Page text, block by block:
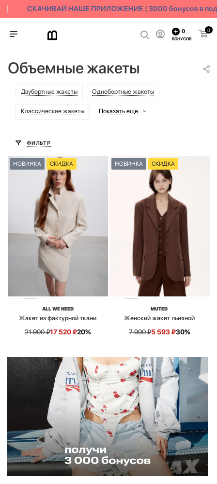
СКАЧИВАЙ НАШЕ ПРИЛОЖЕНИЕ | 3000 бонусов в
0
0
БОНУСОВ
Объемные жакеты
Двубортные жакеты Однобортные жакеты
Классические жакеты Показать еще
ФИЛЬТР
НОВИНКА СКИДКА
ALL WE NEED
Жакет из фактурной ткани
21 900₽17 520₽20%
НОВИНКА СКИДКА
MUTED
Женский жакет льняной
7 990₽5 593₽30%